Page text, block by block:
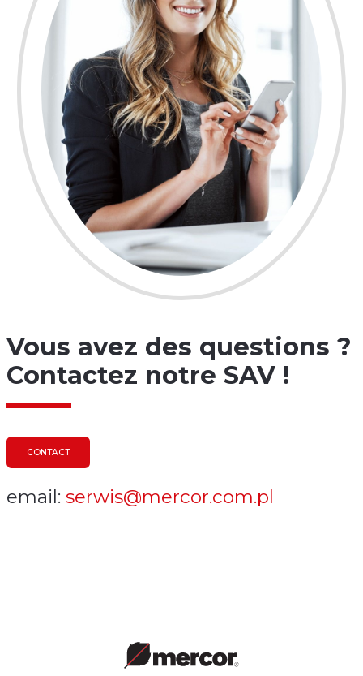
Vous avez des questions ?
Contactez notre SAV !
CONTACT
email: serwis@mercor.com.pl